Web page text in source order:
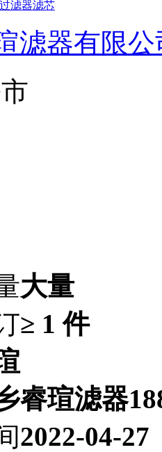
滤器滤芯
滤器有限公
大量
≥ 1 件
睿瑄滤器
2022-04-27